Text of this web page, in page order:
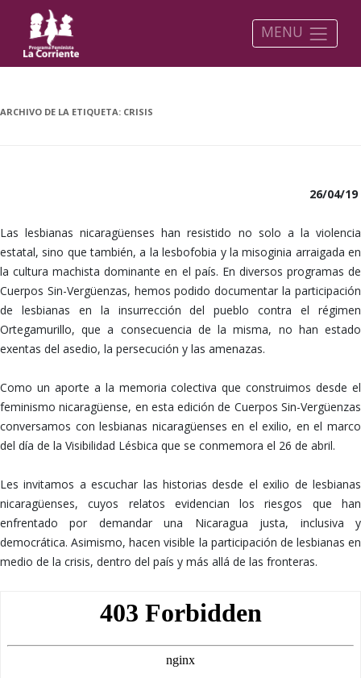
MENU
ARCHIVO DE LA ETIQUETA: CRISIS
26/04/19
Las lesbianas nicaragüenses han resistido no solo a la violencia
estatal, sino que también, a la lesbofobia y la misoginia arraigada en
la cultura machista dominante en el país. En diversos programas de
Cuerpos Sin-Vergüenzas, hemos podido documentar la participación
de lesbianas en la insurrección del pueblo contra el régimen
Ortegamurillo, que a consecuencia de la misma, no han estado
exentas del asedio, la persecución y las amenazas.
Como un aporte a la memoria colectiva que construimos desde el
feminismo nicaragüense, en esta edición de Cuerpos Sin-Vergüenzas
conversamos con lesbianas nicaragüenses en el exilio, en el marco
del día de la Visibilidad Lésbica que se conmemora el 26 de abril.
Les invitamos a escuchar las historias desde el exilio de lesbianas
nicaragüenses, cuyos relatos evidencian los riesgos que han
enfrentado por demandar una Nicaragua justa, inclusiva y
democrática. Asimismo, hacen visible la participación de lesbianas en
medio de la crisis, dentro del país y más allá de las fronteras.